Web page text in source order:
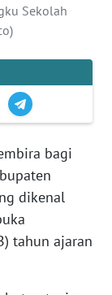
Sekolah
bagi
dikenal
tahun ajaran